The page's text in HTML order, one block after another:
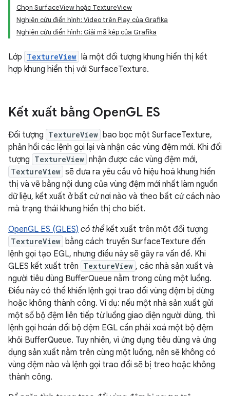
Chọn SurfaceView hoặc TextureView
Nghiên cứu điển hình: Video trên Play của Grafika
Nghiên cứu điển hình: Giải mã kép của Grafika
Lớp TextureView là một đối tượng khung hiển thị kết
hợp khung hiển thị với SurfaceTexture.
Kết xuất bằng OpenGL ES
Đối tượng TextureView bao bọc một SurfaceTexture,
phản hồi các lệnh gọi lại và nhận các vùng đệm mới. Khi đối
tượng TextureView nhận được các vùng đệm mới,
TextureView sẽ đưa ra yêu cầu vô hiệu hoá khung hiển
thị và vẽ bằng nội dung của vùng đệm mới nhất làm nguồn
dữ liệu, kết xuất ở bất cứ nơi nào và theo bất cứ cách nào
mà trạng thái khung hiển thị cho biết.
OpenGL ES (GLES) có thể kết xuất trên một đối tượng
TextureView bằng cách truyền SurfaceTexture đến
lệnh gọi tạo EGL, nhưng điều này sẽ gây ra vấn đề. Khi
GLES kết xuất trên TextureView , các nhà sản xuất và
người tiêu dùng BufferQueue nằm trong cùng một luồng.
Điều này có thể khiến lệnh gọi trao đổi vùng đệm bị dừng
hoặc không thành công. Ví dụ: nếu một nhà sản xuất gửi
một số bộ đệm liên tiếp từ luồng giao diện người dùng, thì
lệnh gọi hoán đổi bộ đệm EGL cần phải xoá một bộ đệm
khỏi BufferQueue. Tuy nhiên, vì ứng dụng tiêu dùng và ứng
dụng sản xuất nằm trên cùng một luồng, nên sẽ không có
vùng đệm nào và lệnh gọi trao đổi sẽ bị treo hoặc không
thành công.